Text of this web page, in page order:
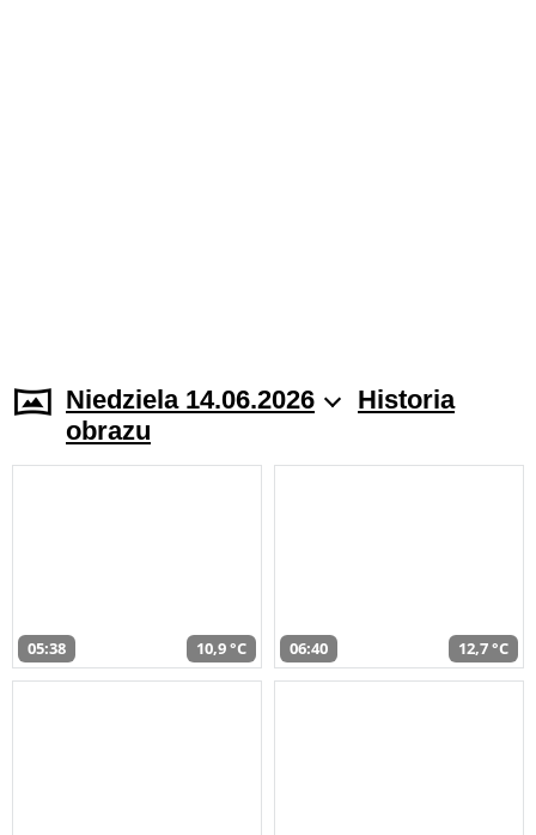
Niedziela 14.06.2026
Historia
obrazu
05:38 10,9 °C 06:40 12,7 °C